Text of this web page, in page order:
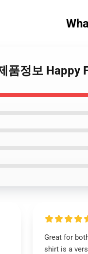
품정보 Happy
Great for
shirt is a